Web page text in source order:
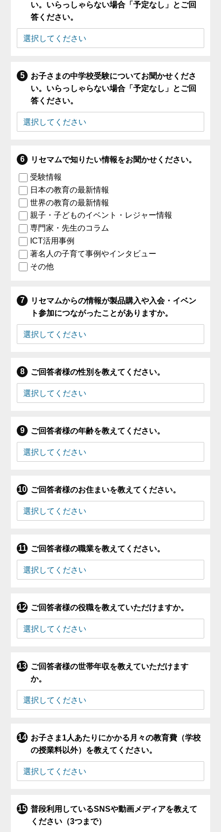
い。いらっしゃらない場合「予定なし」とご回
答ください。
お子さまの中学校受験についてお聞かせくださ
い。いらっしゃらない場合「予定なし」とご回
答ください。
リセマムで知りたい情報をお聞かせください。
受験情報
日本の教育の最新情報
世界の教育の最新情報
親子・子どものイベント・レジャー情報
専門家・先生のコラム
ICT活用事例
著名人の子育て事例やインタビュー
その他
リセマムからの情報が製品購入や入会・イベン
ト参加につながったことがありますか。
ご回答者様の性別を教えてください。
ご回答者様の年齢を教えてください。
ご回答者様のお住まいを教えてください。
ご回答者様の職業を教えてください。
ご回答者様の役職を教えていただけますか。
ご回答者様の世帯年収を教えていただけます
か。
お子さま1人あたりにかかる月々の教育費（学校
の授業料以外）を教えてください。
普段利用しているSNSや動画メディアを教えて
ください（3つまで）